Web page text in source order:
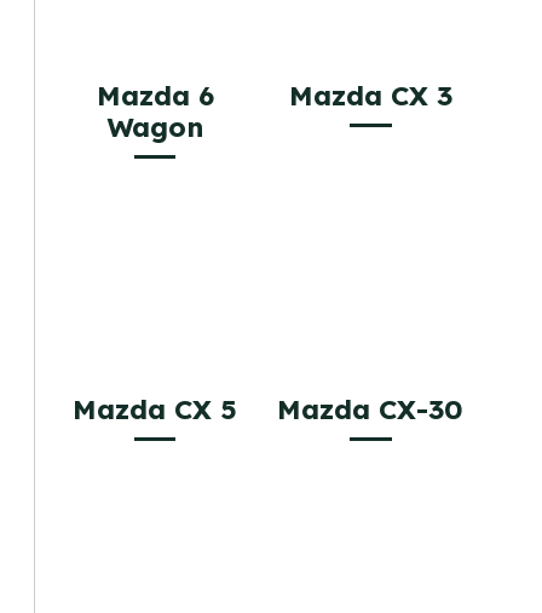
Mazda 6
Wagon
Mazda CX 3
Mazda CX 5 Mazda CX-30